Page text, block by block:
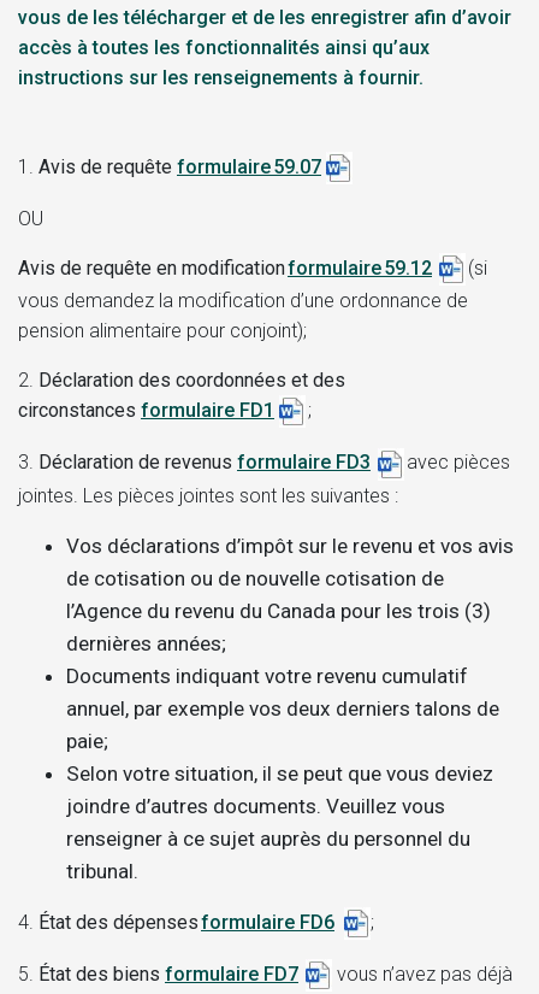
vous de les télécharger et de les enregistrer afin d’avoir
accès à toutes les fonctionnalités ainsi qu’aux
instructions sur les renseignements à fournir.
1. Avis de requête formulaire 59.07
OU
Avis de requête en modificationformulaire 59.12
(si
vous demandez la modification d’une ordonnance de
pension alimentaire pour conjoint);
2. Déclaration des coordonnées et des
circonstances formulaire FD1 ;
3. Déclaration de revenus formulaire FD3
avec pièces
jointes. Les pièces jointes sont les suivantes :
Vos déclarations d’impôt sur le revenu et vos avis
de cotisation ou de nouvelle cotisation de
l’Agence du revenu du Canada pour les trois (3)
dernières années;
Documents indiquant votre revenu cumulatif
annuel, par exemple vos deux derniers talons de
paie;
Selon votre situation, il se peut que vous deviez
joindre d’autres documents. Veuillez vous
renseigner à ce sujet auprès du personnel du
tribunal.
4. État des dépensesformulaire FD6 ;
5. État des biens formulaire FD7
vous n’avez pas déjà